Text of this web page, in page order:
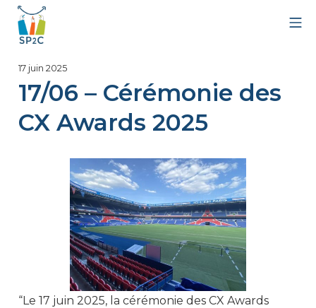
Aller
contenu
SP2C
17 juin 202520
juin
2025
17/06 – Cérémonie des
CX Awards 2025
“Le 17 juin 2025, la cérémonie des CX Awards